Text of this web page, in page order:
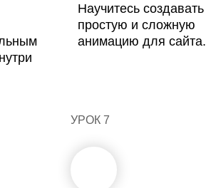
Научитесь создавать
простую и сложную
анимацию для сайта.
УРОК 7